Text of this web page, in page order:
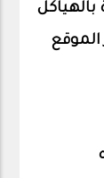
بالهياكل
الموقع